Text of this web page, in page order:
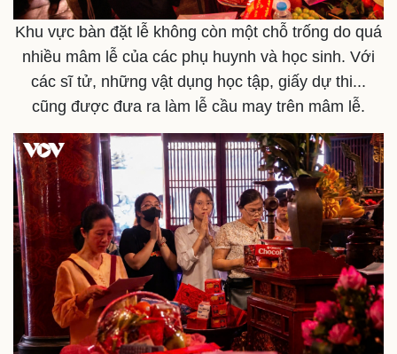
Kinh tế
Bất động sản
Khởi nghiệp
Thị trường
Giá vàng
Tiêu dùng
Tỷ giá
Chứng khoán
Giá cà phê
Khu vực bàn đặt lễ không còn một chỗ trống do quá
nhiều mâm lễ của các phụ huynh và học sinh. Với
các sĩ tử, những vật dụng học tập, giấy dự thi...
cũng được đưa ra làm lễ cầu may trên mâm lễ.